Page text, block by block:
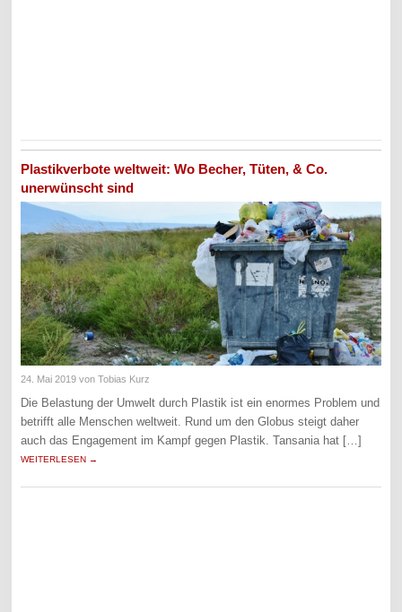
Plastikverbote weltweit: Wo Becher, Tüten, & Co.
unerwünscht sind
24. Mai 2019 von Tobias Kurz
Die Belastung der Umwelt durch Plastik ist ein enormes Problem und
betrifft alle Menschen weltweit. Rund um den Globus steigt daher
auch das Engagement im Kampf gegen Plastik. Tansania hat […]
WEITERLESEN →